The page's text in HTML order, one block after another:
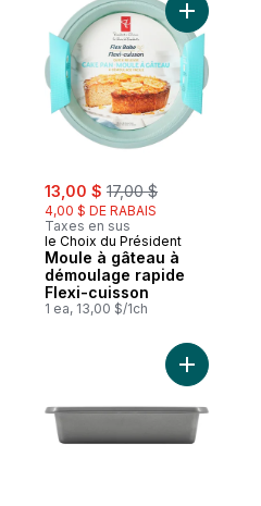
sale:
13,00 $ , formerly:
17,00 $
4,00 $ DE RABAIS
Taxes en sus
le Choix du Président
Moule à gâteau à
démoulage rapide
Flexi-cuisson
1 ea, 13,00 $/1ch
Ajouter
Ajouter